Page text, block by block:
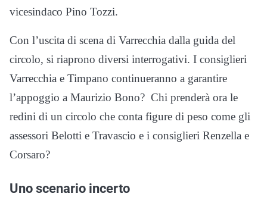
vicesindaco Pino Tozzi.
Con l’uscita di scena di Varrecchia dalla guida del
circolo, si riaprono diversi interrogativi. I consiglieri
Varrecchia e Timpano continueranno a garantire
l’appoggio a Maurizio Bono? Chi prenderà ora le
redini di un circolo che conta figure di peso come gli
assessori Belotti e Travascio e i consiglieri Renzella e
Corsaro?
Uno scenario incerto